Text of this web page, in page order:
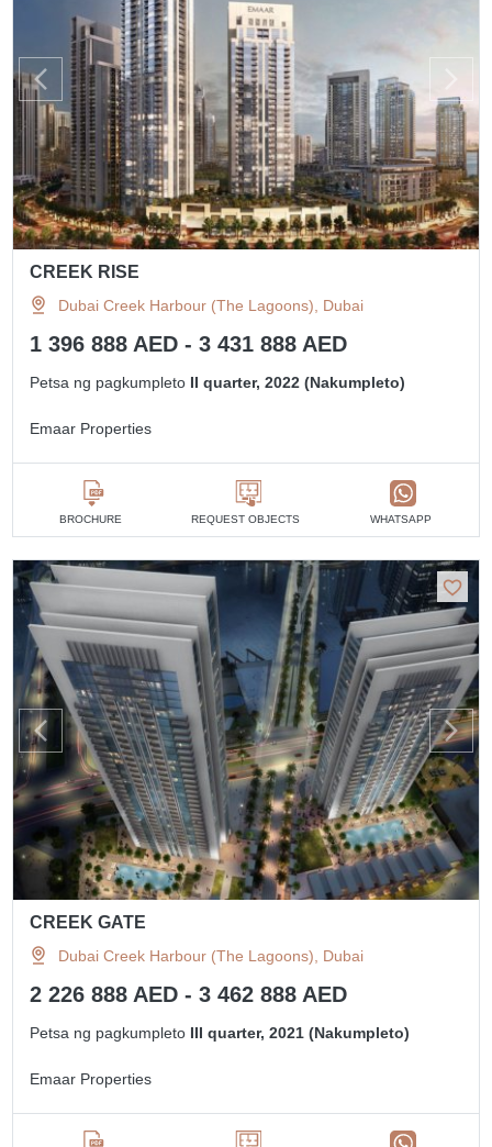
CREEK RISE
Dubai Creek Harbour (The Lagoons), Dubai
1 396 888 AED - 3 431 888 AED
Petsa ng pagkumpleto II quarter, 2022 (Nakumpleto)
Emaar Properties
BROCHURE REQUEST OBJECTS WHATSAPP
CREEK GATE
Dubai Creek Harbour (The Lagoons), Dubai
2 226 888 AED - 3 462 888 AED
Petsa ng pagkumpleto III quarter, 2021 (Nakumpleto)
Emaar Properties